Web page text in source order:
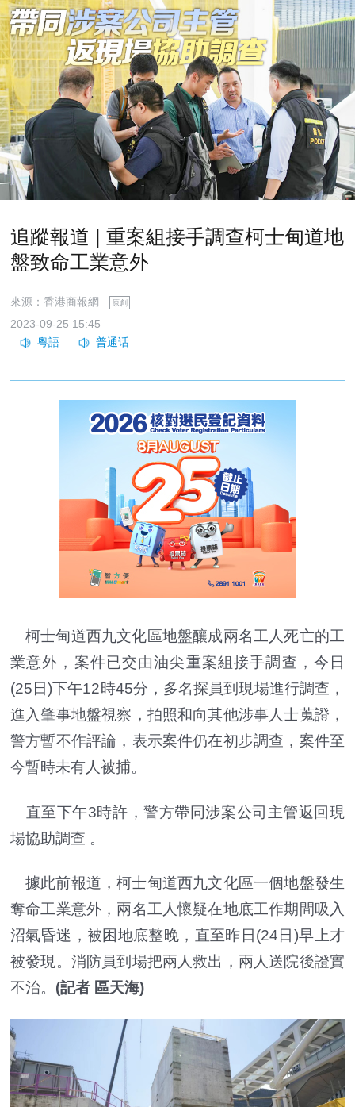
追蹤報道 | 重案組接手調查柯士甸道地
盤致命工業意外
來源：香港商報網 原創
2023-09-25 15:45
柯士甸道西九文化區地盤釀成兩名工人死亡的工
業意外，案件已交由油尖重案組接手調查，今日
(25日)下午12時45分，多名探員到現場進行調查，
進入肇事地盤視察，拍照和向其他涉事人士蒐證，
警方暫不作評論，表示案件仍在初步調查，案件至
今暫時未有人被捕。
直至下午3時許，警方帶同涉案公司主管返回現
場協助調查 。
據此前報道，柯士甸道西九文化區一個地盤發生
奪命工業意外，兩名工人懷疑在地底工作期間吸入
沼氣昏迷，被困地底整晚，直至昨日(24日)早上才
被發現。消防員到場把兩人救出，兩人送院後證實
不治。 (記者 區天海)